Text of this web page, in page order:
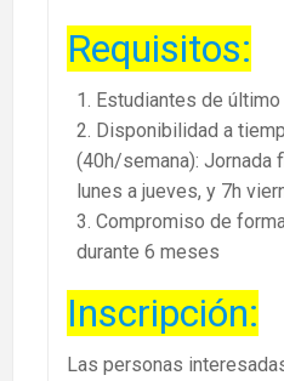
Requisitos:
Estudiantes de
Disponibilidad a
(40h/semana): Jornada
lunes a jueves, y 7h
Compromiso de
durante 6 meses
Inscripción:
Las personas